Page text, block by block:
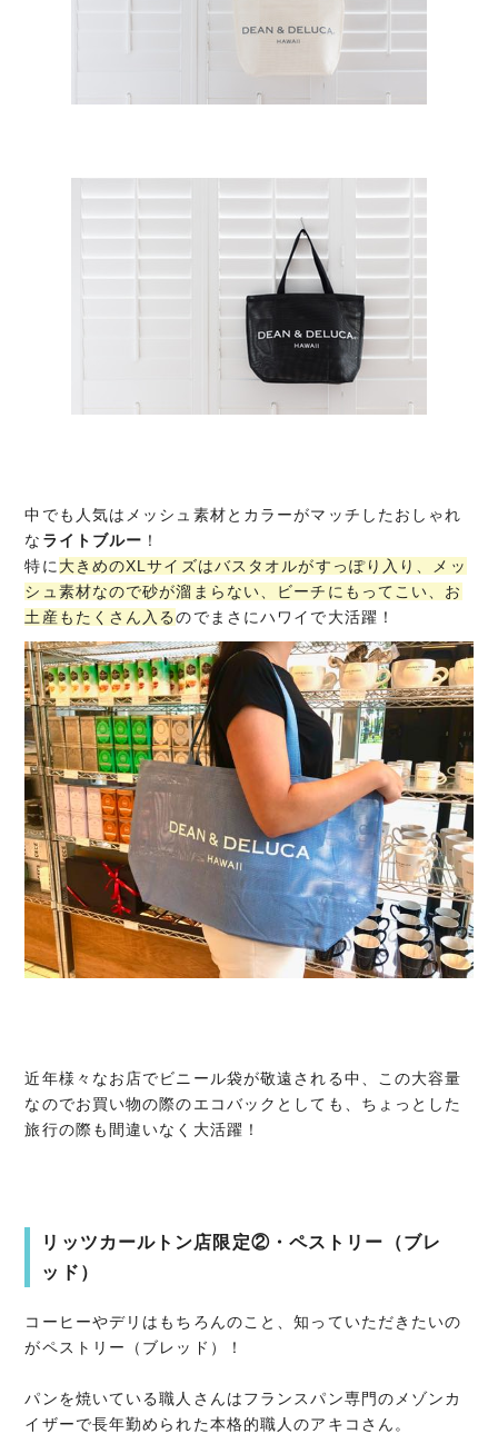
中でも人気はメッシュ素材とカラーがマッチしたおしゃれ
な ライトブルー ！
特に大きめのXLサイズはバスタオルがすっぽり入り、メッ
シュ素材なので砂が溜まらない、ビーチにもってこい、お
土産もたくさん入るのでまさにハワイで大活躍！
近年様々なお店でビニール袋が敬遠される中、この大容量
なのでお買い物の際のエコバックとしても、ちょっとした
旅行の際も間違いなく大活躍！
リッツカールトン店限定②・ペストリー（ブレ
ッド）
コーヒーやデリはもちろんのこと、知っていただきたいの
がペストリー（ブレッド）！
パンを焼いている職人さんはフランスパン専門のメゾンカ
イザーで長年勤められた本格的職人のアキコさん。